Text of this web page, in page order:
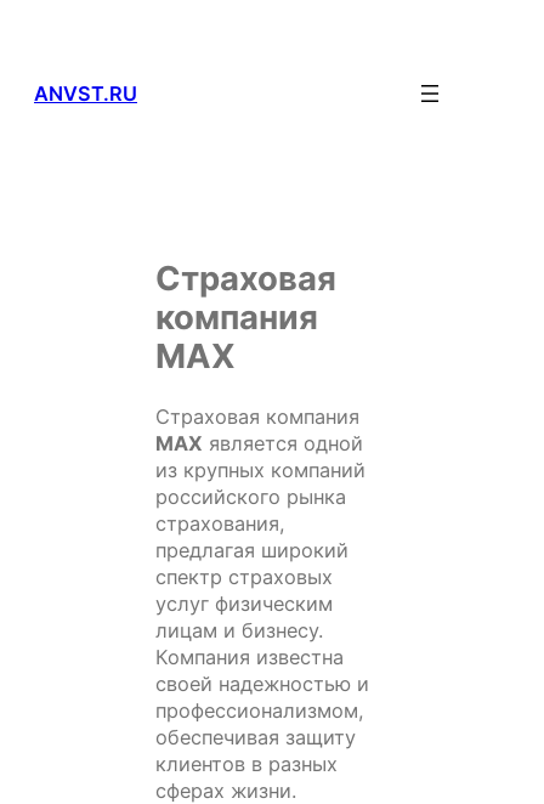
ANVST.RU
Страховая
компания
MAX
Страховая компания
MAX является одной
из крупных компаний
российского рынка
страхования,
предлагая широкий
спектр страховых
услуг физическим
лицам и бизнесу.
Компания известна
своей надежностью и
профессионализмом,
обеспечивая защиту
клиентов в разных
сферах жизни.